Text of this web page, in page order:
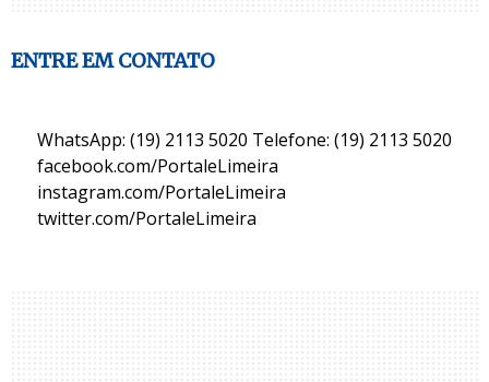
ENTRE EM CONTATO
WhatsApp: (19) 2113 5020 Telefone: (19) 2113 5020
facebook.com/PortaleLimeira
instagram.com/PortaleLimeira
twitter.com/PortaleLimeira